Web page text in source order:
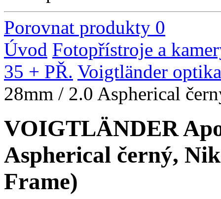
Porovnat produkty 0
Úvod Fotopřístroje a
35 + PŘ. Voigtländer optika
28mm / 2.0 Aspherical
VOIGTLÄNDER
Aspherical černý,
Frame)